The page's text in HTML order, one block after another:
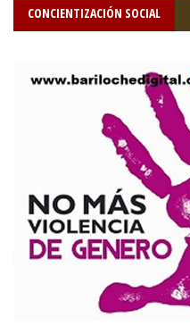
CONCIENTIZACIÓN SOCIAL